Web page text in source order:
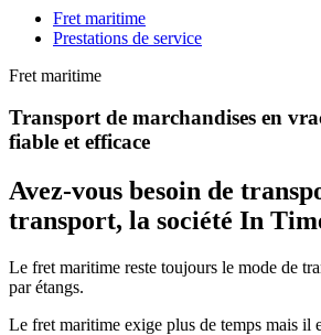
Fret maritime
Prestations de service
Fret maritime
Transport de marchandises en
fiable et efficace
Avez-vous besoin de
transport, la société In
Le fret maritime reste toujours le mode de
par étangs.
Le fret maritime exige plus de temps mais il